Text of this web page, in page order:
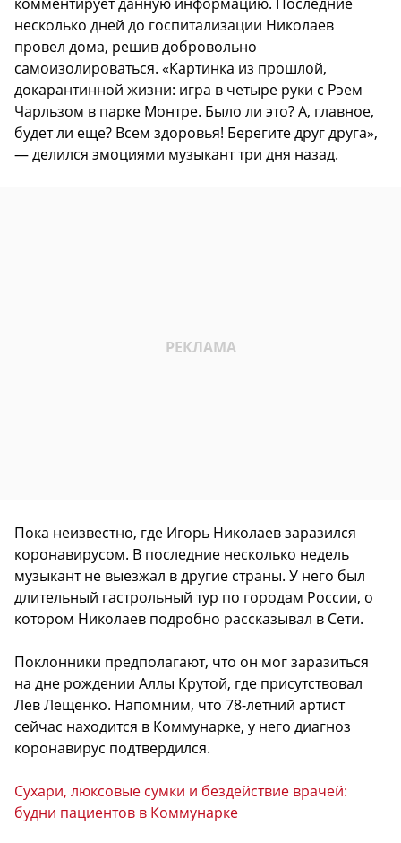
несколько дней до госпитализации Николаев
провел дома, решив добровольно
самоизолироваться. «Картинка из прошлой,
докарантинной жизни: игра в четыре руки с Рэем
Чарльзом в парке Монтре. Было ли это? А, главное,
будет ли еще? Всем здоровья! Берегите друг друга»,
— делился эмоциями музыкант три дня назад.
Пока неизвестно, где Игорь Николаев заразился
коронавирусом. В последние несколько недель
музыкант не выезжал в другие страны. У него был
длительный гастрольный тур по городам России, о
котором Николаев подробно рассказывал в Сети.
Поклонники предполагают, что он мог заразиться
на дне рождении Аллы Крутой, где присутствовал
Лев Лещенко. Напомним, что 78-летний артист
сейчас находится в Коммунарке, у него диагноз
коронавирус подтвердился.
Сухари, люксовые сумки и бездействие врачей:
будни пациентов в Коммунарке